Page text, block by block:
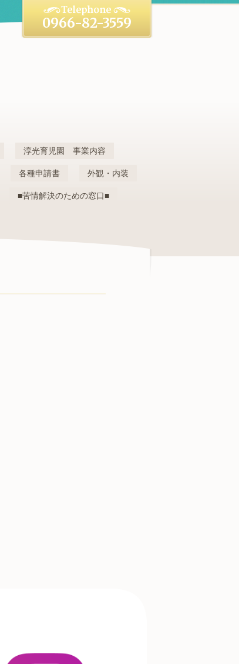
0966-82-3559
淳光育児園 事業内容
各種申請書 外観・内装
■苦情解決のための窓口■